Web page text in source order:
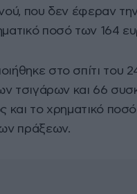
που δεν έφεραν την
ποσό των 164
στο σπίτι του
τσιγάρων και 66
και το χρηματικό
πράξεων.